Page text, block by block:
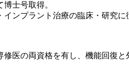
士号取得。
ンプラント治療の臨床・研究に
医の両資格を有し、機能回復